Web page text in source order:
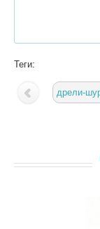
Теги:
дрели-